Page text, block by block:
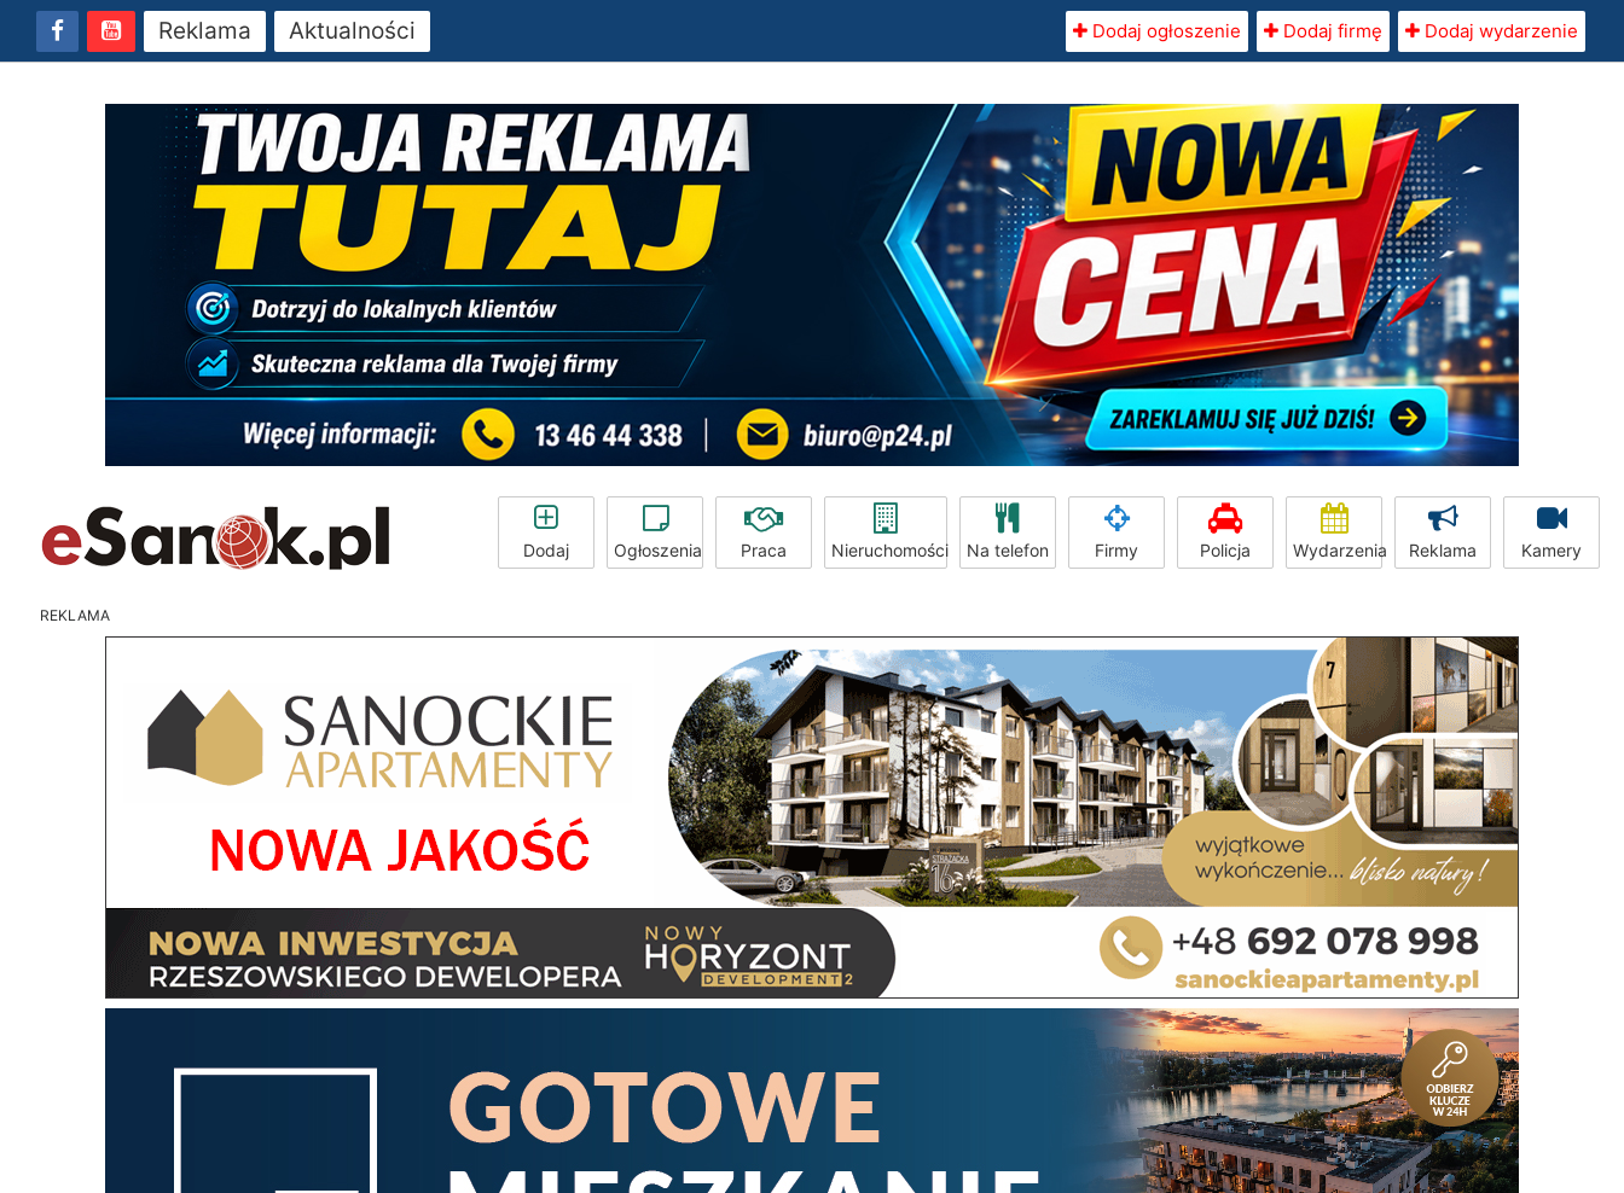
Reklama Aktualności Dodaj ogłoszenie Dodaj firmę Dodaj wydarzenie
Dodaj Ogłoszenia Praca Nieruchomości Na telefon Firmy Policja Wydarzenia Reklama Kamery
REKLAMA